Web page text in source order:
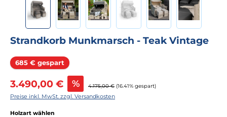
Strandkorb Munkmarsch - Teak Vintage
685 € gespart Rabatt
Verkaufspreis:
3.490,00 € % Regulärer Preis:
4.175,00 € (16.41% gespart)
Preise inkl. MwSt. zzgl. Versandkosten
Holzart wählen